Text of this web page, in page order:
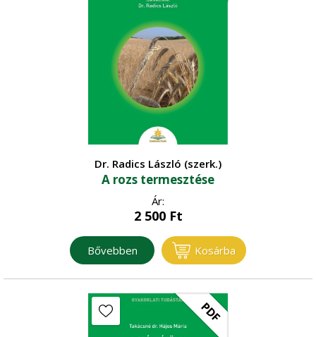
Dr. Radics László (szerk.)
A rozs termesztése
Ár:
2 500Ft
Bővebben Kosárba
PDF